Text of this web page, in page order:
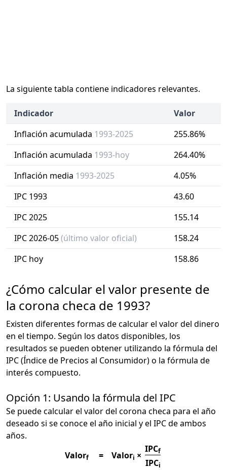
La siguiente tabla contiene indicadores relevantes.
Indicador
Valor
Inflación acumulada 1993-2025
255.86%
Inflación acumulada 1993-hoy
264.40%
Inflación media 1993-2025
4.05%
IPC 1993
43.60
IPC 2025
155.14
IPC 2026-05(último valor oficial)
158.24
IPC hoy
158.86
¿Cómo calcular el valor presente de
la corona checa de 1993?
Existen diferentes formas de calcular el valor del dinero
en el tiempo. Según los datos disponibles, los
resultados se pueden obtener utilizando la fórmula del
IPC (Índice de Precios al Consumidor) o la fórmula de
interés compuesto.
Opción 1: Usando la fórmula del IPC
Se puede calcular el valor del corona checa para el año
deseado si se conoce el año inicial y el IPC de ambos
años.
Valorf = Valori ×
IPCf
IPCi